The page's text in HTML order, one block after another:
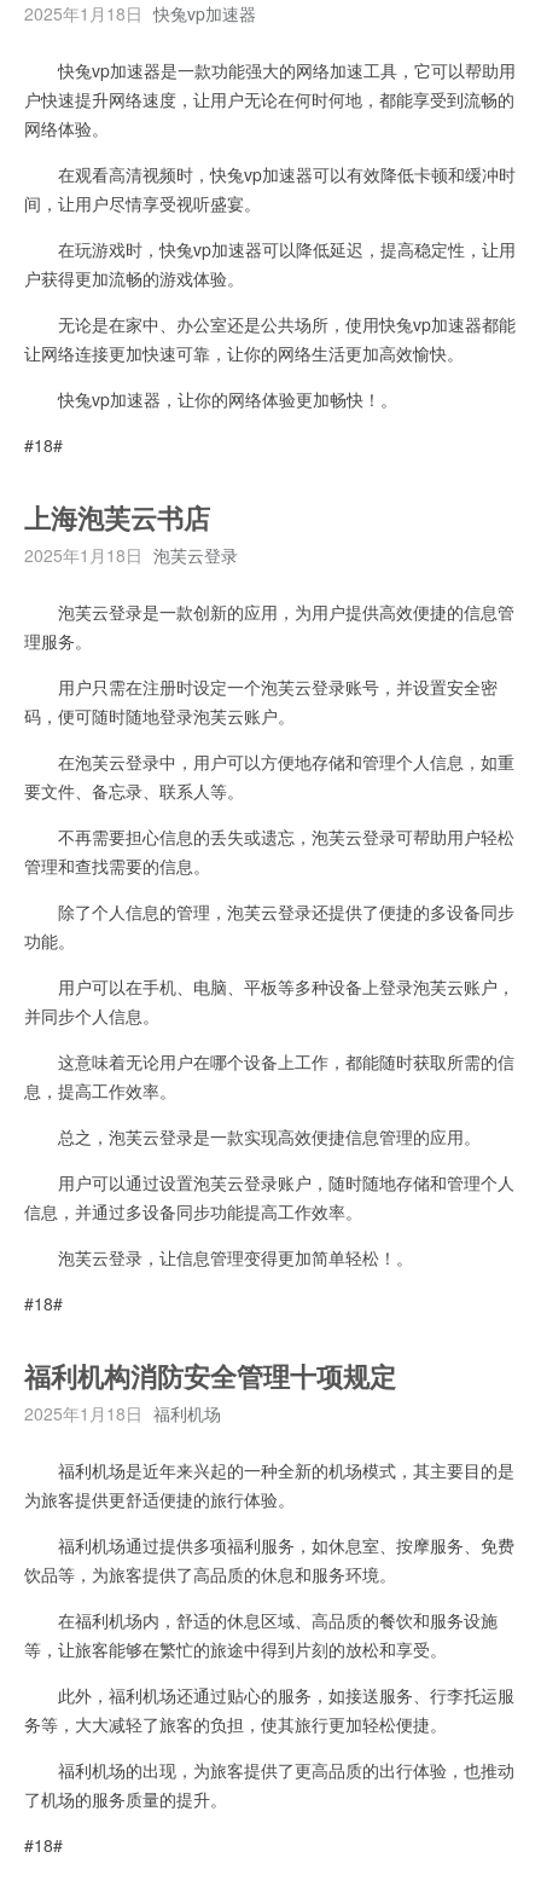
2025年1月18日 快兔vp加速器
快兔vp加速器是一款功能强大的网络加速工具，它可以帮助用
户快速提升网络速度，让用户无论在何时何地，都能享受到流畅的
网络体验。
在观看高清视频时，快兔vp加速器可以有效降低卡顿和缓冲时
间，让用户尽情享受视听盛宴。
在玩游戏时，快兔vp加速器可以降低延迟，提高稳定性，让用
户获得更加流畅的游戏体验。
无论是在家中、办公室还是公共场所，使用快兔vp加速器都能
让网络连接更加快速可靠，让你的网络生活更加高效愉快。
快兔vp加速器，让你的网络体验更加畅快！。
#18#
上海泡芙云书店
2025年1月18日 泡芙云登录
泡芙云登录是一款创新的应用，为用户提供高效便捷的信息管
理服务。
用户只需在注册时设定一个泡芙云登录账号，并设置安全密
码，便可随时随地登录泡芙云账户。
在泡芙云登录中，用户可以方便地存储和管理个人信息，如重
要文件、备忘录、联系人等。
不再需要担心信息的丢失或遗忘，泡芙云登录可帮助用户轻松
管理和查找需要的信息。
除了个人信息的管理，泡芙云登录还提供了便捷的多设备同步
功能。
用户可以在手机、电脑、平板等多种设备上登录泡芙云账户，
并同步个人信息。
这意味着无论用户在哪个设备上工作，都能随时获取所需的信
息，提高工作效率。
总之，泡芙云登录是一款实现高效便捷信息管理的应用。
用户可以通过设置泡芙云登录账户，随时随地存储和管理个人
信息，并通过多设备同步功能提高工作效率。
泡芙云登录，让信息管理变得更加简单轻松！。
#18#
福利机构消防安全管理十项规定
2025年1月18日 福利机场
福利机场是近年来兴起的一种全新的机场模式，其主要目的是
为旅客提供更舒适便捷的旅行体验。
福利机场通过提供多项福利服务，如休息室、按摩服务、免费
饮品等，为旅客提供了高品质的休息和服务环境。
在福利机场内，舒适的休息区域、高品质的餐饮和服务设施
等，让旅客能够在繁忙的旅途中得到片刻的放松和享受。
此外，福利机场还通过贴心的服务，如接送服务、行李托运服
务等，大大减轻了旅客的负担，使其旅行更加轻松便捷。
福利机场的出现，为旅客提供了更高品质的出行体验，也推动
了机场的服务质量的提升。
#18#